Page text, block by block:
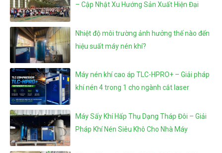
– Cập Nhật Xu Hướng Sản Xuất Hiện Đại
Nhiệt độ môi trường ảnh hưởng thế nào đến
hiệu suất máy nén khí?
Máy nén khí cao áp TLC-HPRO+ – Giải pháp
khí nén 4 trong 1 cho ngành cắt laser
Máy Sấy Khí Hấp Thụ Dạng Tháp Đôi – Giải
Pháp Khí Nén Siêu Khô Cho Nhà Máy